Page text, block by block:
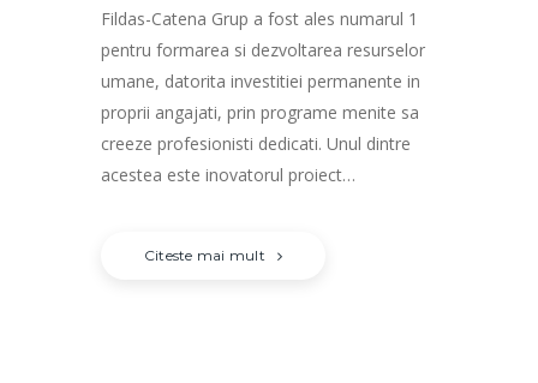
Fildas-Catena Grup a fost ales numarul 1
pentru formarea si dezvoltarea resurselor
umane, datorita investitiei permanente in
proprii angajati, prin programe menite sa
creeze profesionisti dedicati. Unul dintre
acestea este inovatorul proiect…
Citeste mai mult